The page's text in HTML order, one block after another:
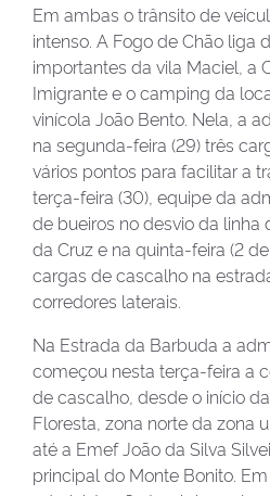
Em ambas o trânsito de
intenso. A Fogo de Chão liga
importantes da vila Maciel, a
Imigrante e o camping da
vinícola João Bento. Nela, a
na segunda-feira (29) três
vários pontos para facilitar a
terça-feira (30), equipe da
de bueiros no desvio da linha
da Cruz e na quinta-feira (2
cargas de cascalho na
corredores laterais.
Na Estrada da Barbuda a
começou nesta terça-feira a
de cascalho, desde o início
Floresta, zona norte da zona
até a Emef João da Silva
principal do Monte Bonito.